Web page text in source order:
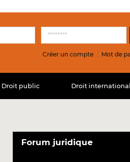
Créer un compte Mot de
Droit public Droit international
Forum juridique